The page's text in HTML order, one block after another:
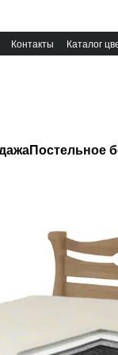
Контакты Каталог
Постельное